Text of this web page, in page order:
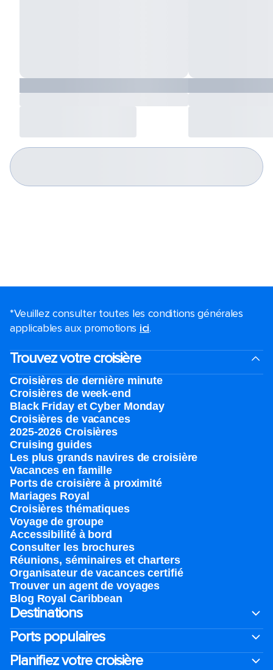
*Veuillez consulter toutes les conditions générales
applicables aux promotions ici.
Trouvez votre croisière
Croisières de dernière minute
Croisières de week-end
Black Friday et Cyber Monday
Croisières de vacances
2025-2026 Croisières
Cruising guides
Les plus grands navires de croisière
Vacances en famille
Ports de croisière à proximité
Mariages Royal
Croisières thématiques
Voyage de groupe​
Accessibilité à bord​
Consulter les brochures
Réunions, séminaires et charters
Organisateur de vacances certifié
Trouver un agent de voyages
Blog Royal Caribbean
Destinations
Ports populaires
Planifiez votre croisière